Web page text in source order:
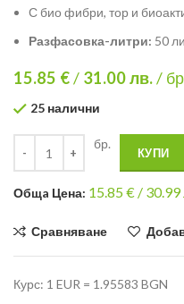
С био фибри, тор и
Разфасовка-литри: 50
15.85 €/ 31.00лв./
25 налични
бр.
КУПИ
Общa Цена: 15.85€ / 30.99
Сравняване
Курс: 1 EUR = 1.95583 BGN